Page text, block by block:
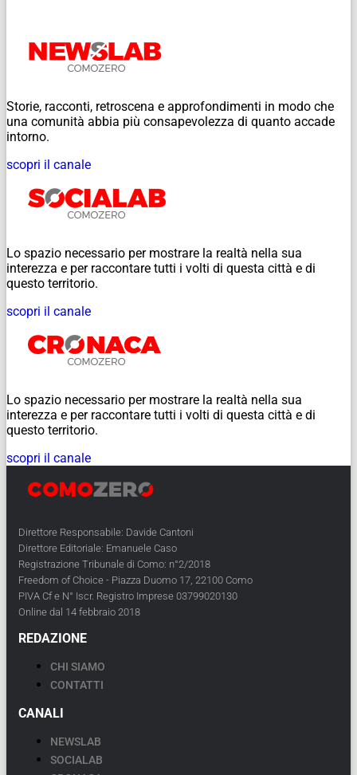
Storie, racconti, retroscena e approfondimenti in modo che
una comunità abbia più consapevolezza di quanto accade
intorno.
scopri il canale
Lo spazio necessario per mostrare la realtà nella sua
interezza e per raccontare tutti i volti di questa città e di
questo territorio.
scopri il canale
Lo spazio necessario per mostrare la realtà nella sua
interezza e per raccontare tutti i volti di questa città e di
questo territorio.
scopri il canale
Direttore Responsabile: Davide Cantoni
Direttore Editoriale: Emanuele Caso
Registrazione Tribunale di Como: n°2/2018
Freedom of Choice - Piazza Duomo 17, 22100 Como
PIVA Cf e N° Iscr. Registro Imprese 03799020130
Online dal 14 febbraio 2018
REDAZIONE
CHI SIAMO
CONTATTI
CANALI
NEWSLAB
SOCIALAB